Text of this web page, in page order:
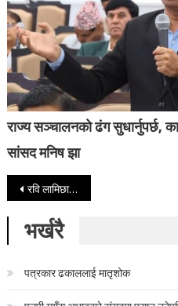
राज्य सञ्चालनको ढंग सुधार्नुपर्छ,
सांसद मनिष झा
Post navigation
रवि लामिछानेले दर्ता गराए उम्मेदवारी, प्रधानमन्त्री बालेन प्रस्तावक
भर्खरै
पत्रकार ढकाललाई मातृशोक